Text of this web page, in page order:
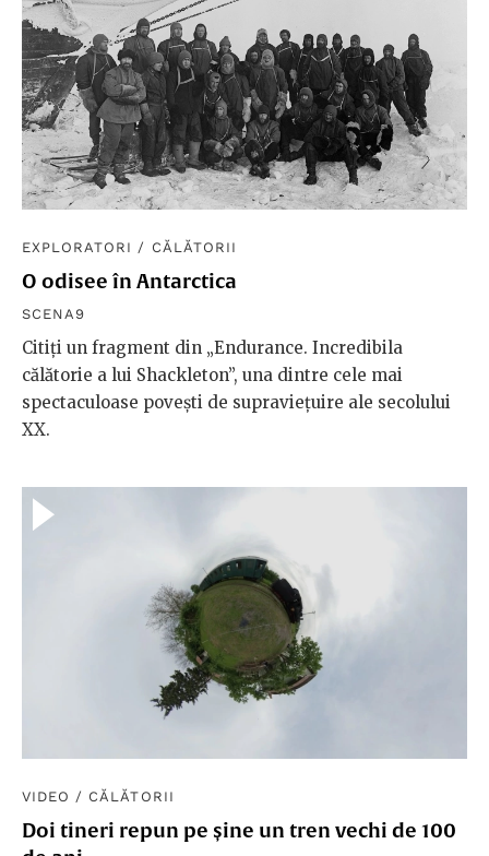
EXPLORATORI / CĂLĂTORII
O odisee în Antarctica
SCENA9
Citiți un fragment din „Endurance. Incredibila
călătorie a lui Shackleton”, una dintre cele mai
spectaculoase povești de supraviețuire ale secolului
XX.
VIDEO / CĂLĂTORII
Doi tineri repun pe șine un tren vechi de 100